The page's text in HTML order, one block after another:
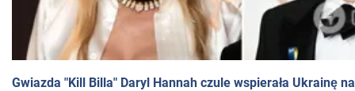
Gwiazda "Kill Billa" Daryl Hannah czule wspierała Ukrainę